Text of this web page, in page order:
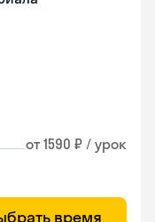
от 1590 ₽ / урок
время